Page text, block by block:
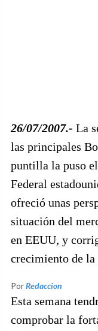
26/07/2007.- La
las principales
puntilla la puso
Federal
ofreció unas
situación del
en EEUU, y
crecimiento de
PorRedaccion
Esta semana
comprobar la